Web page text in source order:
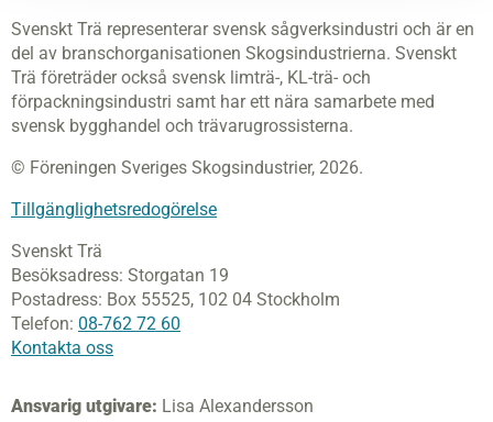
Svenskt Trä representerar svensk sågverksindustri och är en
del av branschorganisationen Skogsindustrierna. Svenskt
Trä företräder också svensk limträ-, KL-trä- och
förpackningsindustri samt har ett nära samarbete med
svensk bygghandel och trävarugrossisterna.
© Föreningen Sveriges Skogsindustrier, 2026.
Tillgänglighetsredogörelse
Svenskt Trä
Besöksadress: Storgatan 19
Postadress: Box 55525, 102 04 Stockholm
Telefon: 08-762 72 60
Kontakta oss
Ansvarig utgivare: Lisa Alexandersson